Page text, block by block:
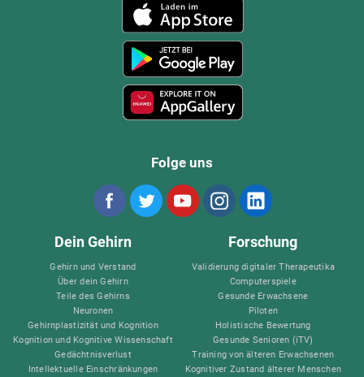
Folge uns
Dein Gehirn
Gehirn und Verstand
Über dein Gehirn
Teile des Gehirns
Neuronen
Gehirnplastizität und Kognition
Kognition und Kognitive Wissenschaft
Gedächtnisverlust
Intellektuelle Einschränkungen
Forschung
Validierung digitaler Therapeutika
Computerspiele
Gesunde Erwachsene
Piloten
Holistische Bewertung
Gesunde Senioren (iTV)
Training von älteren Erwachsenen
Kognitiver Zustand älterer Menschen